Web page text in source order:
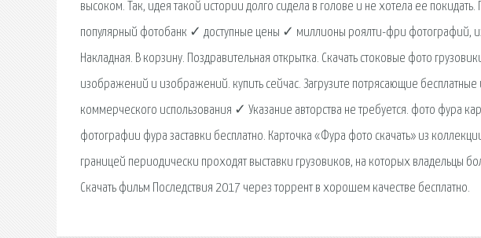
высоком. Так, идея такой истории долго сидела в голове и не хотела ее
популярный фотобанк ✓ доступные цены ✓ миллионы роялти-фри фотографий,
Накладная. В корзину. Поздравительная открытка. Скачать стоковые фото
изображений и изображений. купить сейчас. Загрузите потрясающие
коммерческого использования ✓ Указание авторства не требуется. фото фура
фотографии фура заставки бесплатно. Карточка «Фура фото скачать» из
границей периодически проходят выставки грузовиков, на которых владельцы
Скачать фильм Последствия 2017 через торрент в хорошем качестве бесплатно.